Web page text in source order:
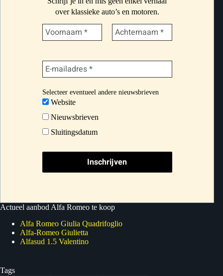
over klassieke auto’s en motoren.
Selecteer eventueel andere nieuwsbrieven
Website
Nieuwsbrieven
Sluitingsdatum
Actueel aanbod Alfa Romeo te koop
Alfa Romeo Giulia Quadrifoglio
Alfa-Romeo Giulietta
Alfasud 1.5 Valentino
Tags